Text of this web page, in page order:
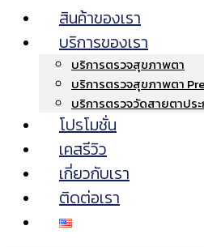
สินค้าของเรา
บริการของเรา
บริการตรวจสุขภาพตา
บริการตรวจสุขภาพตา
บริการตรวจวัดสายตาปร
โปรโมชั่น
เคสรีวิว
เกี่ยวกับเรา
ติดต่อเรา